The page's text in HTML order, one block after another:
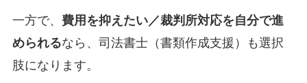
一方で、 費用を抑えたい／裁判所対応を自分で進
められるなら、司法書士（書類作成支援）も選択
肢になります。